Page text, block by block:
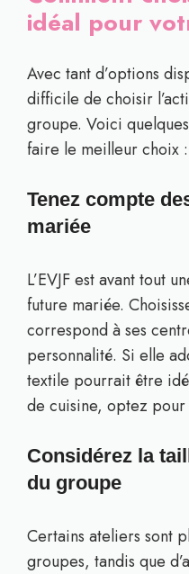
idéal pour
Avec tant d’options
difficile de choisir
groupe. Voici
faire le meilleur choix :
Tenez compte
mariée
L’EVJF est avant tout
future mariée.
correspond à ses
personnalité. Si elle
textile pourrait être
de cuisine, optez
Considérez la
du groupe
Certains ateliers sont
groupes, tandis que